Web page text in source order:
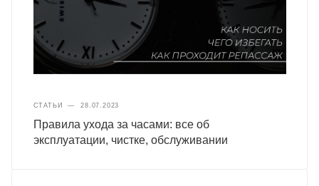
СТАТЬИ — 28.07.2023
Правила ухода за часами: все об
эксплуатации, чистке, обслуживании